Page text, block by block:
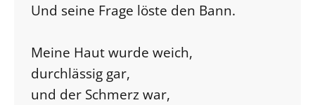
Und seine Frage löste den Bann.
Meine Haut wurde weich,
durchlässig gar,
und der Schmerz war,